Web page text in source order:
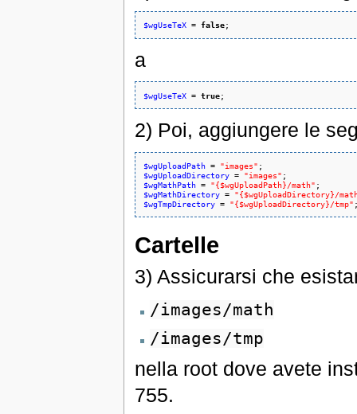
$wgUseTeX = false;
a
$wgUseTeX = true;
2) Poi, aggiungere le
$wgUploadPath = "images"
$wgUploadDirectory = "images"
$wgMathPath = "{$wgUploadPath}/math"
$wgMathDirectory = "{$wgUploadDirectory}/
$wgTmpDirectory = "{$wgUploadDirectory}/tmp"
Cartelle
3) Assicurarsi che
/images/math
/images/tmp
nella root dove avete
755.